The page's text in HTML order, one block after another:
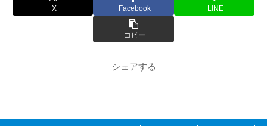
X Facebook LINE
コピー
シェアする